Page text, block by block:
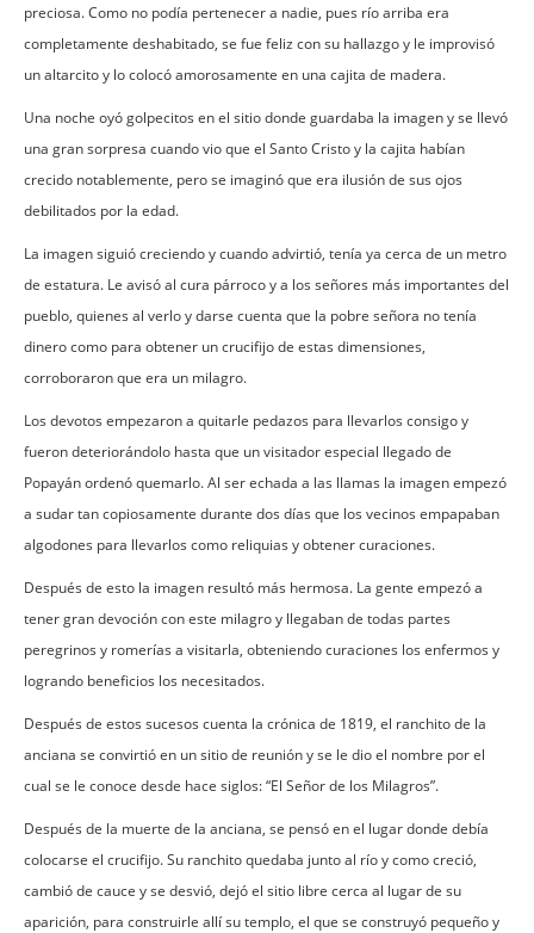
preciosa. Como no podía pertenecer a nadie, pues río arriba era
completamente deshabitado, se fue feliz con su hallazgo y le improvisó
un altarcito y lo colocó amorosamente en una cajita de madera.
Una noche oyó golpecitos en el sitio donde guardaba la imagen y se llevó
una gran sorpresa cuando vio que el Santo Cristo y la cajita habían
crecido notablemente, pero se imaginó que era ilusión de sus ojos
debilitados por la edad.
La imagen siguió creciendo y cuando advirtió, tenía ya cerca de un metro
de estatura. Le avisó al cura párroco y a los señores más importantes del
pueblo, quienes al verlo y darse cuenta que la pobre señora no tenía
dinero como para obtener un crucifijo de estas dimensiones,
corroboraron que era un milagro.
Los devotos empezaron a quitarle pedazos para llevarlos consigo y
fueron deteriorándolo hasta que un visitador especial llegado de
Popayán ordenó quemarlo. Al ser echada a las llamas la imagen empezó
a sudar tan copiosamente durante dos días que los vecinos empapaban
algodones para llevarlos como reliquias y obtener curaciones.
Después de esto la imagen resultó más hermosa. La gente empezó a
tener gran devoción con este milagro y llegaban de todas partes
peregrinos y romerías a visitarla, obteniendo curaciones los enfermos y
logrando beneficios los necesitados.
Después de estos sucesos cuenta la crónica de 1819, el ranchito de la
anciana se convirtió en un sitio de reunión y se le dio el nombre por el
cual se le conoce desde hace siglos: “El Señor de los Milagros”.
Después de la muerte de la anciana, se pensó en el lugar donde debía
colocarse el crucifijo. Su ranchito quedaba junto al río y como creció,
cambió de cauce y se desvió, dejó el sitio libre cerca al lugar de su
aparición, para construirle allí su templo, el que se construyó pequeño y